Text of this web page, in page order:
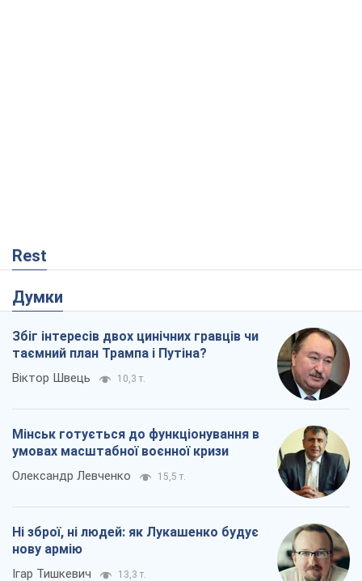
Rest
Думки
Збіг інтересів двох цинічних гравців чи
таємний план Трампа і Путіна?
Віктор Швець 10,3 т.
Мінськ готується до функціонування в
умовах масштабної воєнної кризи
Олександр Левченко 15,5 т.
Ні зброї, ні людей: як Лукашенко будує
нову армію
Ігар Тишкевич 13,3 т.